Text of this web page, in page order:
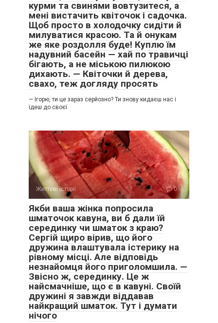
курми та свинями вовтузитеся, а
мені вистачить квіточок і садочка.
Щоб просто в холодочку сидіти й
милуватися красою. Та й онукам
же яке роздолля буде! Куплю їм
надувний басейн — хай по травичці
бігають, а не міською пилюкою
дихають. — Квіточки й дерева,
свахо, теж догляду просять
— Ігорю, ти це зараз серйозно? Ти знову кидаєш нас і
їдеш до своєї
Життєві історії 0
Якби ваша жінка попросила
шматочок кавуна, ви б дали їй
серединку чи шматок з краю?
Сергій щиро вірив, що його
дружина влаштувала істерику на
рівному місці. Але відповідь
незнайомця його приголомшила. —
Звісно ж, серединку. Це ж
найсмачніше, що є в кавуні. Своїй
дружині я завжди віддавав
найкращий шматок. Тут і думати
нічого